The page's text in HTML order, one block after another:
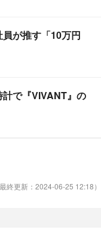
員が推す「10万円
計で『VIVANT』の
最終更新：2024-06-25 12:18）